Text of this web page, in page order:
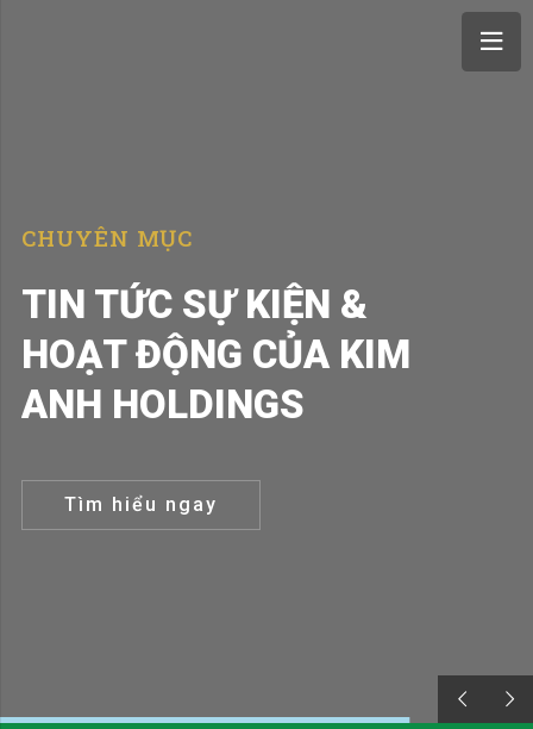
TIN TỨC SỰ KIỆN &
HOẠT ĐỘNG CỦA KIM
ANH HOLDINGS
CHUYÊN MỤC
Tìm hiểu ngay